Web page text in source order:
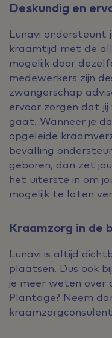
Deskundig en
Lunavi ondersteunt
kraamtijd met de
mogelijk door
medewerkers zijn
zwangerschap
ervoor zorgen dat
gaat. Wanneer je
opgeleide
bevalling
geboren, dan zet
het uiterste in om
mogelijk te laten
Kraamzorg in de
Lunavi is altijd
plaatsen. Dus ook
je meer weten over
Plantage? Neem